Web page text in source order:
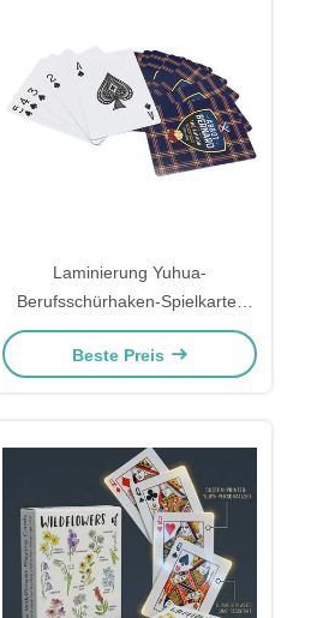
Laminierung Yuhua-
Berufsschürhaken-Spielkarte-
kundenspezifisches Logo
Beste Preis